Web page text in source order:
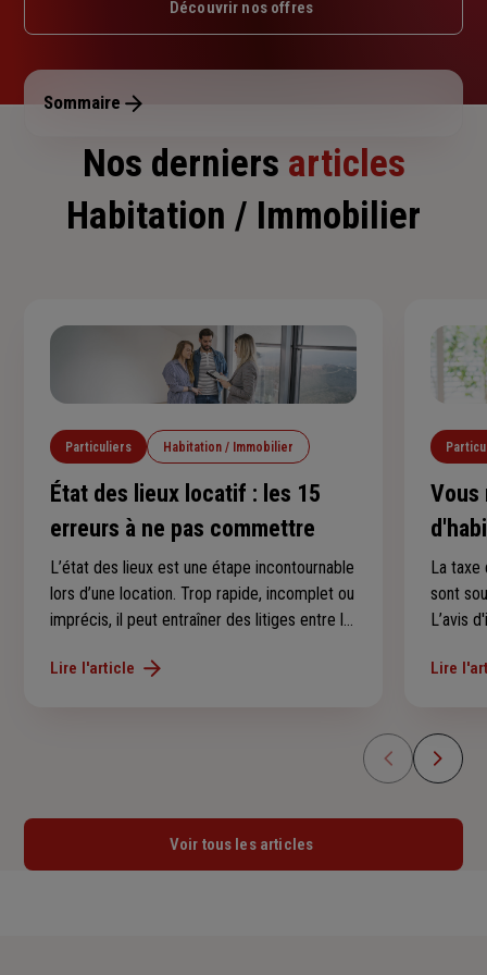
Dimanche : Fermé
Découvrir nos offres
Sommaire
Nos derniers articles
Habitation / Immobilier
Particuliers Habitation / Immobilier
État des lieux locatif : les 15
erreurs à ne pas commettre
L’état des lieux est une étape incontournable
lors d’une location. Trop rapide, incomplet ou
imprécis, il peut entraîner des litiges entre le
moment de récupérer le dépôt de garantie.
Lire l'article
Vous
La
sont
L’avis
l’avez
Lire
Voir tous les articles